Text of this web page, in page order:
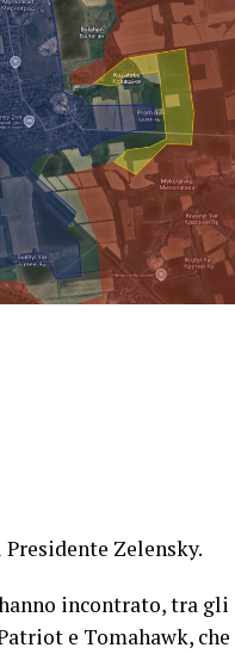
Zelensky.
incontrato, tra
e Tomahawk, che